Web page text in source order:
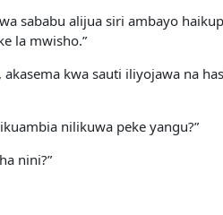
sababu alijua siri ambayo
la mwisho.”
kwa sauti iliyojawa na
nilikuwa peke yangu?”
nini?”